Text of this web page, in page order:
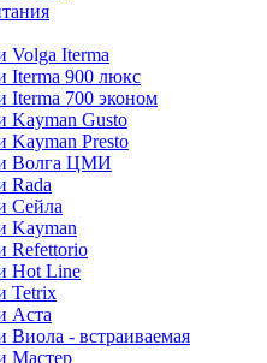
Volga Iterma
Iterma 900 люкс
Iterma 700 эконом
Kayman Gusto
Kayman Presto
Волга ЦМИ
Rada
Сейла
Kayman
Refettorio
Hot Line
Tetrix
Аста
Виола - встраиваемая
Мастер